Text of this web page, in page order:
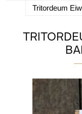
Tritordeum